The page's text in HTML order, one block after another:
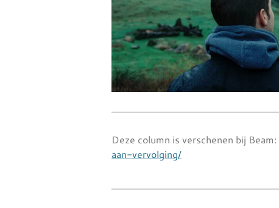
Deze column is verschenen bij Beam:
aan-vervolging/